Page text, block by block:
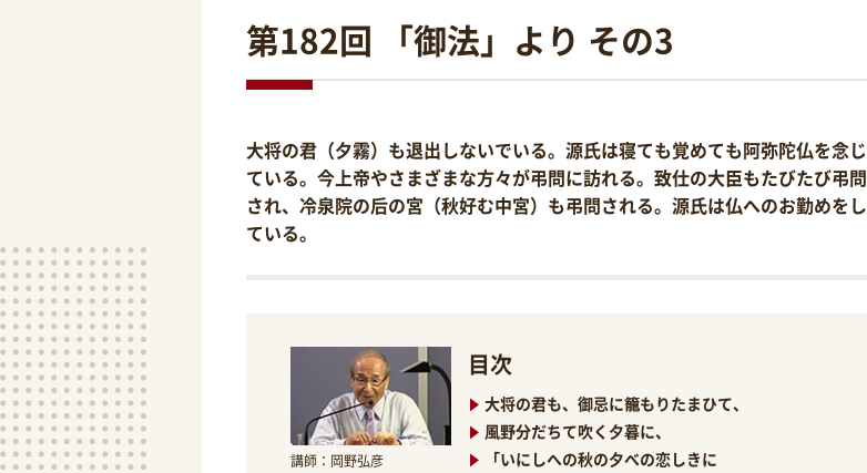
第182回 「御法」より その3
大将の君（夕霧）も退出しないでいる。源氏は寝ても覚めても阿弥陀仏を念じ
ている。今上帝やさまざまな方々が弔問に訪れる。致仕の大臣もたびたび弔問
され、冷泉院の后の宮（秋好む中宮）も弔問される。源氏は仏へのお勤めをし
ている。
講師：岡野弘彦
目次
大将の君も、御忌に籠もりたまひて、
風野分だちて吹く夕暮に、
「いにしへの秋の夕べの恋しきに